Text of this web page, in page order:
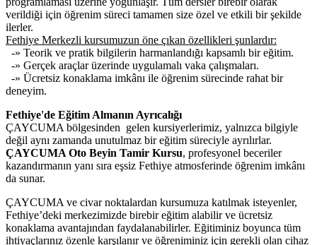
verildiği için öğrenim süreci tamamen size özel ve etkili bir şekilde
ilerler.
Fethiye Merkezli kursumuzun öne çıkan özellikleri şunlardır:
-» Teorik ve pratik bilgilerin harmanlandığı kapsamlı bir eğitim.
-» Gerçek araçlar üzerinde uygulamalı vaka çalışmaları.
-» Ücretsiz konaklama imkânı ile öğrenim sürecinde rahat bir
deneyim.
Fethiye'de Eğitim Almanın Ayrıcalığı
ÇAYCUMA bölgesinden gelen kursiyerlerimiz, yalnızca bilgiyle
değil aynı zamanda unutulmaz bir eğitim süreciyle ayrılırlar.
ÇAYCUMA Oto Beyin Tamir Kursu, profesyonel beceriler
kazandırmanın yanı sıra eşsiz Fethiye atmosferinde öğrenim imkânı
da sunar.
ÇAYCUMA ve civar noktalardan kursumuza katılmak isteyenler,
Fethiye’deki merkezimizde birebir eğitim alabilir ve ücretsiz
konaklama avantajından faydalanabilirler. Eğitiminiz boyunca tüm
ihtiyaçlarınız özenle karşılanır ve öğreniminiz için gerekli olan cihaz